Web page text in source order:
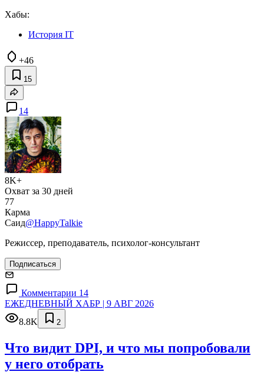
Хабы:
История IT
+46
15
14
8K+
Охват за 30 дней
77
Карма
Саид@HappyTalkie
Режиссер, преподаватель, психолог-консультант
Подписаться
Комментарии 14
ЕЖЕДНЕВНЫЙ ХАБР | 9 АВГ 2026
8.8K
2
Что видит DPI, и что мы попробовали
у него отобрать